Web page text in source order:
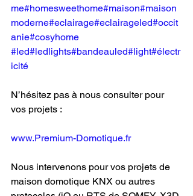
me#homesweethome#maison#maison
moderne#eclairage#eclairageled#occit
anie#cosyhome
#led#ledlights#bandeauled#light#électr
icité
N’hésitez pas à nous consulter pour
vos projets :
www.Premium-Domotique.fr
Nous intervenons pour vos projets de
maison domotique KNX ou autres